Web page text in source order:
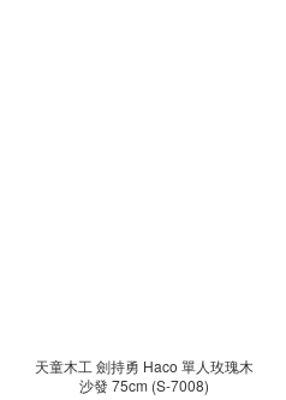
天童木工 劍持勇 Haco 單人玫瑰木
沙發 75cm (S-7008)